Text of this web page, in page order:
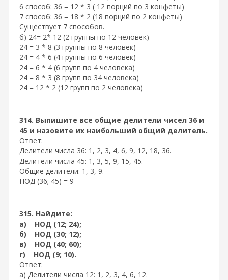
6 способ: 36 = 12 * 3 ( 12 порций по 3 конфеты)
7 способ: 36 = 18 * 2 (18 порций по 2 конфеты)
Существует 7 способов.
б) 24= 2* 12 (2 группы по 12 человек)
24 = 3 * 8 (3 группы по 8 человек)
24 = 4 * 6 (4 группы по 6 человек)
24 = 6 * 4 (6 групп по 4 человека)
24 = 8 * 3 (8 групп по 34 человека)
24 = 12 * 2 (12 групп по 2 человека)
314. Выпишите все общие делители чисел 36 и
45 и назовите их наибольший общий делитель.
Ответ:
Делители числа 36: 1, 2, 3, 4, 6, 9, 12, 18, 36.
Делители числа 45: 1, 3, 5, 9, 15, 45.
Общие делители: 1, 3, 9.
НОД (36; 45) = 9
315. Найдите:
а) НОД (12; 24);
б) НОД (30; 12);
в) НОД (40; 60);
г) НОД (9; 10).
Ответ:
а) Делители числа 12: 1, 2, 3, 4, 6, 12.